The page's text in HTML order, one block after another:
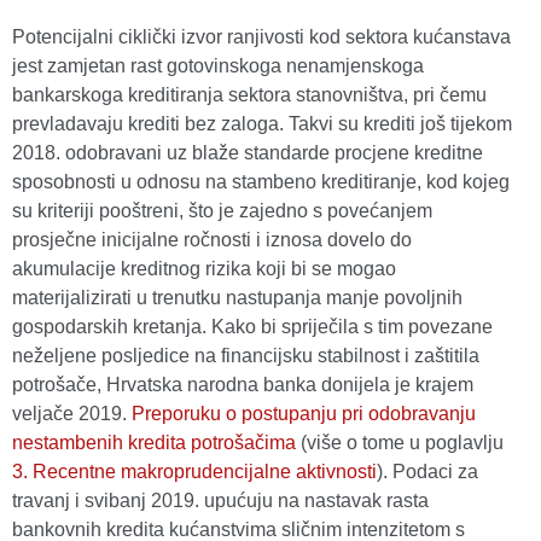
Potencijalni ciklički izvor ranjivosti kod sektora kućanstava
jest zamjetan rast gotovinskoga nenamjenskoga
bankarskoga kreditiranja sektora stanovništva, pri čemu
prevladavaju krediti bez zaloga. Takvi su krediti još tijekom
2018. odobravani uz blaže standarde procjene kreditne
sposobnosti u odnosu na stambeno kreditiranje, kod kojeg
su kriteriji pooštreni, što je zajedno s povećanjem
prosječne inicijalne ročnosti i iznosa dovelo do
akumulacije kreditnog rizika koji bi se mogao
materijalizirati u trenutku nastupanja manje povoljnih
gospodarskih kretanja. Kako bi spriječila s tim povezane
neželjene posljedice na financijsku stabilnost i zaštitila
potrošače, Hrvatska narodna banka donijela je krajem
veljače 2019. Preporuku o postupanju pri odobravanju
nestambenih kredita potrošačima (više o tome u poglavlju
3. Recentne makroprudencijalne aktivnosti). Podaci za
travanj i svibanj 2019. upućuju na nastavak rasta
bankovnih kredita kućanstvima sličnim intenzitetom s